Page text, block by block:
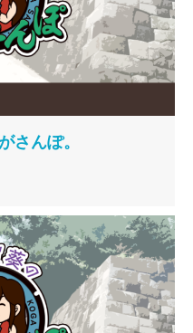
さんぽ。